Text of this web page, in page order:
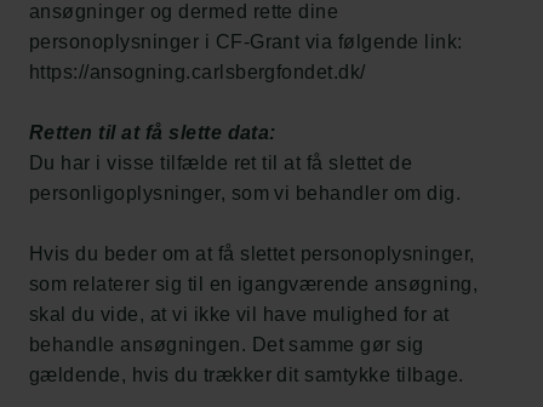
ansøgninger og dermed rette dine
personoplysninger i CF-Grant via følgende link:
https://ansogning.carlsbergfondet.dk/
Retten til at få slette data:
Du har i visse tilfælde ret til at få slettet de
personligoplysninger, som vi behandler om dig.
Hvis du beder om at få slettet personoplysninger,
som relaterer sig til en igangværende ansøgning,
skal du vide, at vi ikke vil have mulighed for at
behandle ansøgningen. Det samme gør sig
gældende, hvis du trækker dit samtykke tilbage.
info@carlsbergfoundation.dk
CVR: 60223513
Bevillingsadministrationen:
cfgrant@carlsbergfoundation.dk
Følg os